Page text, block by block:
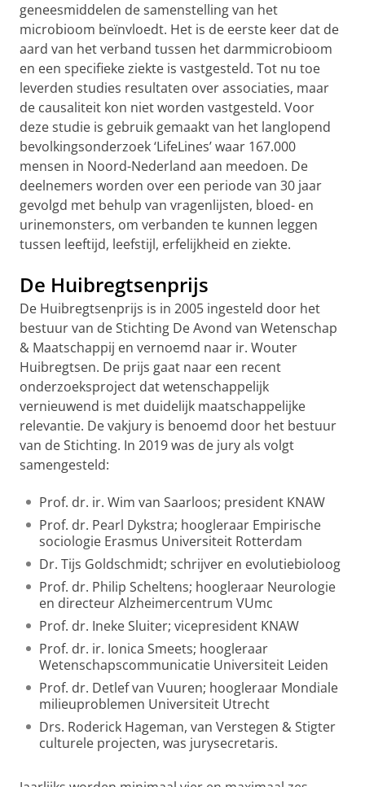
geneesmiddelen de samenstelling van het
microbioom beïnvloedt. Het is de eerste keer dat de
aard van het verband tussen het darmmicrobioom
en een specifieke ziekte is vastgesteld. Tot nu toe
leverden studies resultaten over associaties, maar
de causaliteit kon niet worden vastgesteld. Voor
deze studie is gebruik gemaakt van het langlopend
bevolkingsonderzoek ‘LifeLines’ waar 167.000
mensen in Noord-Nederland aan meedoen. De
deelnemers worden over een periode van 30 jaar
gevolgd met behulp van vragenlijsten, bloed- en
urinemonsters, om verbanden te kunnen leggen
tussen leeftijd, leefstijl, erfelijkheid en ziekte.
De Huibregtsenprijs
De Huibregtsenprijs is in 2005 ingesteld door het
bestuur van de Stichting De Avond van Wetenschap
& Maatschappij en vernoemd naar ir. Wouter
Huibregtsen. De prijs gaat naar een recent
onderzoeksproject dat wetenschappelijk
vernieuwend is met duidelijk maatschappelijke
relevantie. De vakjury is benoemd door het bestuur
van de Stichting. In 2019 was de jury als volgt
samengesteld:
Prof. dr. ir. Wim van Saarloos; president KNAW
Prof. dr. Pearl Dykstra; hoogleraar Empirische
sociologie Erasmus Universiteit Rotterdam
Dr. Tijs Goldschmidt; schrijver en evolutiebioloog
Prof. dr. Philip Scheltens; hoogleraar Neurologie
en directeur Alzheimercentrum VUmc
Prof. dr. Ineke Sluiter; vicepresident KNAW
Prof. dr. ir. Ionica Smeets; hoogleraar
Wetenschapscommunicatie Universiteit Leiden
Prof. dr. Detlef van Vuuren; hoogleraar Mondiale
milieuproblemen Universiteit Utrecht
Drs. Roderick Hageman, van Verstegen & Stigter
culturele projecten, was jurysecretaris.